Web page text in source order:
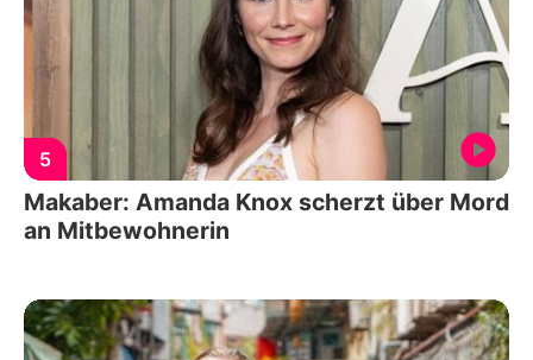
5
Makaber: Amanda Knox scherzt über Mord
an Mitbewohnerin